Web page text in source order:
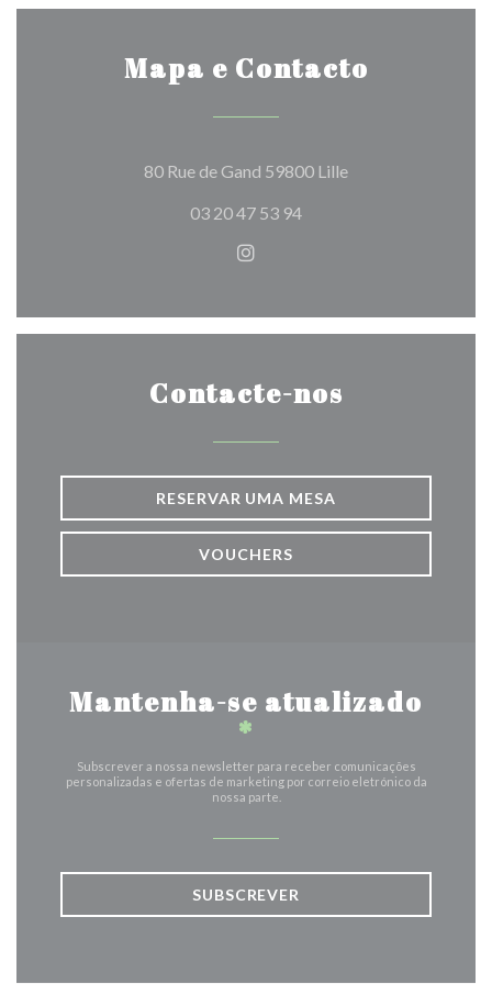
retranscrit au sein de notre Estaminet à Lille : Chez
mettant à l’honneur les spécialités du Nord, partez à la
rencontre de Ronny. Découvrez pourquoi Chez Ronny
Mapa e Contacto
80 Rue de Gand 59800 Lille((abre numa nova
03 20 47 53 94
Instagram ((abre numa nova
Contacte-nos
RESERVAR UMA MESA
VOUCHERS
Mantenha-se atualizado
*
Subscrever a nossa newsletter para receber comunicações
personalizadas e ofertas de marketing por correio eletrónico da
nossa parte.
SUBSCREVER